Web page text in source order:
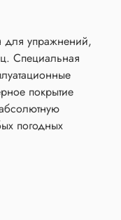
для упражнений,
Специальная
покрытие
погодных